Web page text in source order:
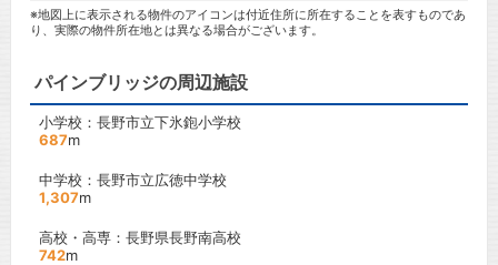
※地図上に表示される物件のアイコンは付近住所に所在することを表すものであ
り、実際の物件所在地とは異なる場合がございます。
パインブリッジの周辺施設
小学校：長野市立下氷鉋小学校
687m
中学校：長野市立広徳中学校
1,307m
高校・高専：長野県長野南高校
742m